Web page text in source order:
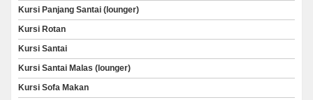
Kursi Panjang Santai (lounger)
Kursi Rotan
Kursi Santai
Kursi Santai Malas (lounger)
Kursi Sofa Makan